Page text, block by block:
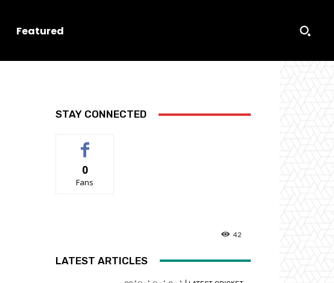
Featured
STAY CONNECTED
0
Fans
42
LATEST ARTICLES